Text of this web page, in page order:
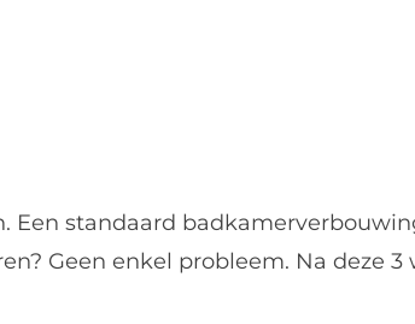
Een standaard
Geen enkel probleem. Na deze 3